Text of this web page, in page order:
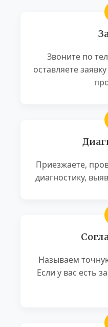
Звоните по
оставляете
Приезжаете,
диагностику,
Называем
Если у вас есть